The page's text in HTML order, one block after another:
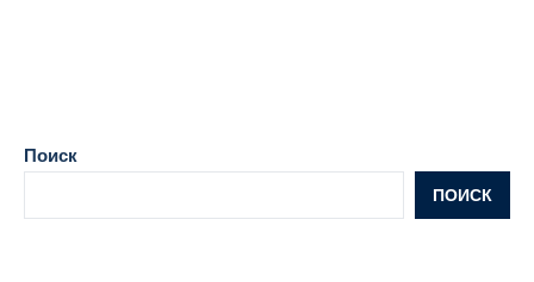
Поиск
ПОИСК